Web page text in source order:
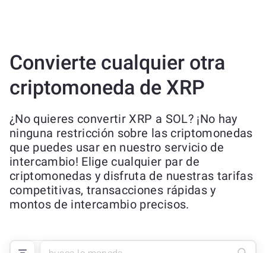
Convierte cualquier otra
criptomoneda de XRP
¿No quieres convertir XRP a SOL? ¡No hay
ninguna restricción sobre las criptomonedas
que puedes usar en nuestro servicio de
intercambio! Elige cualquier par de
criptomonedas y disfruta de nuestras tarifas
competitivas, transacciones rápidas y
montos de intercambio precisos.